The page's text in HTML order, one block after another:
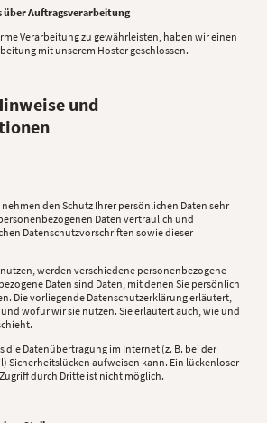
über Auftragsverarbeitung
Verarbeitung zu gewährleisten, haben wir einen
mit unserem Hoster geschlossen.
und
den Schutz Ihrer persönlichen Daten sehr
Daten vertraulich und
Datenschutzvorschriften sowie dieser
werden verschiedene personenbezogene
Daten sind Daten, mit denen Sie persönlich
Die vorliegende Datenschutzerklärung erläutert,
wofür wir sie nutzen. Sie erläutert auch, wie und
die Datenübertragung im Internet (z. B. bei der
Sicherheitslücken aufweisen kann. Ein lückenloser
durch Dritte ist nicht möglich.